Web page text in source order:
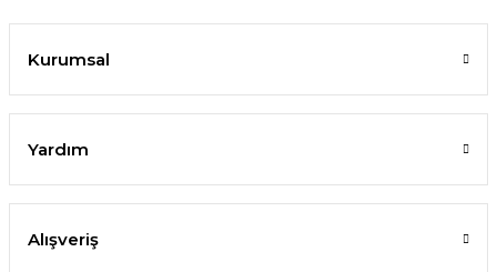
Kurumsal
Yardım
Alışveriş